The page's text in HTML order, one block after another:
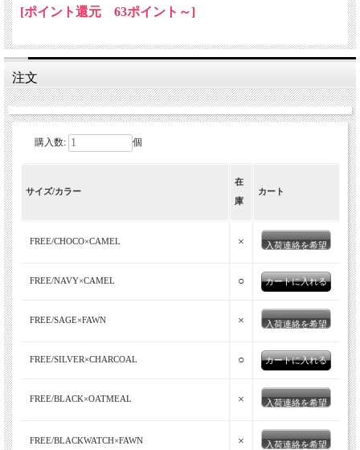
[ポイント還元 63ポイント～]
注文
購入数: 個
サイズ/カラー
在
庫
カート
FREE/CHOCO×CAMEL × 入荷連絡を希望
FREE/NAVY×CAMEL ○
FREE/SAGE×FAWN × 入荷連絡を希望
FREE/SILVER×CHARCOAL ○
FREE/BLACK×OATMEAL × 入荷連絡を希望
FREE/BLACKWATCH×FAWN × 入荷連絡を希望